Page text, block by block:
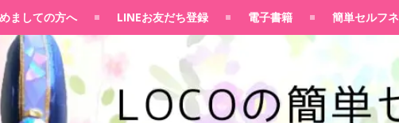
ましての方へ LINEお友だち登録 電子書籍 簡単セルフ